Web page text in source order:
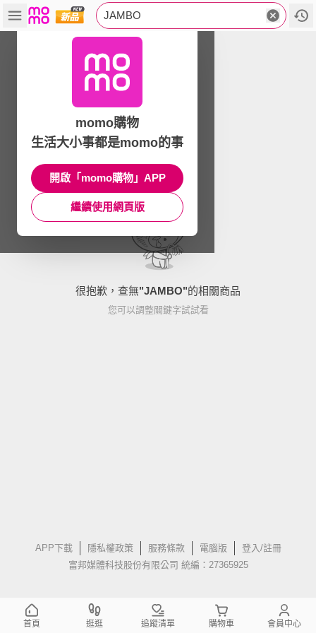
JAMBO
很抱歉，查無"JAMBO"的相關商品
您可以調整關鍵字試試看
APP下載 隱私權政策 服務條款 電腦版
登入/註冊
富邦媒體科技股份有限公司 統編：27365925
momo購物
生活大小事都是momo的事
開啟「momo購物」APP
繼續使用網頁版
首頁 逛逛 追蹤清單 購物車 會員中心